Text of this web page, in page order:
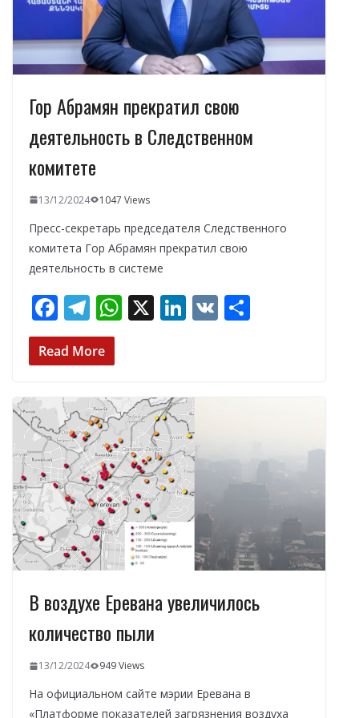
ь
Гор Абрамян прекратил свою
деятельность в Следственном
комитете
13/12/2024 1047 Views
Пресс-секретарь председателя Следственного
комитета Гор Абрамян прекратил свою
деятельность в системе
F
ac
e
o
o
k
T
el
e
a
m
W
A
p
p
X Li
dI
n
V
в
и
т
Read More
В воздухе Еревана увеличилось
количество пыли
13/12/2024 949 Views
На официальном сайте мэрии Еревана в
«Платформе показателей загрязнения воздуха